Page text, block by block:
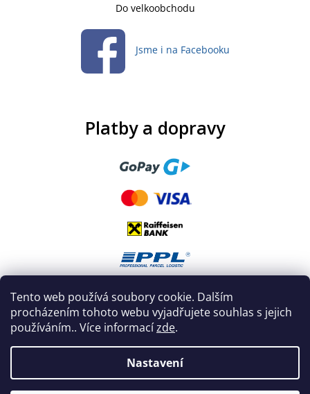
Tento web používá soubory cookie. Dalším
procházením tohoto webu vyjadřujete souhlas s jejich
používáním.. Více informacízde.
Nastavení
Do velkoobchodu
Jsme i na Facebooku
Platby a dopravy
Vytvořil Shoptet |Nakódoval eshopGuru